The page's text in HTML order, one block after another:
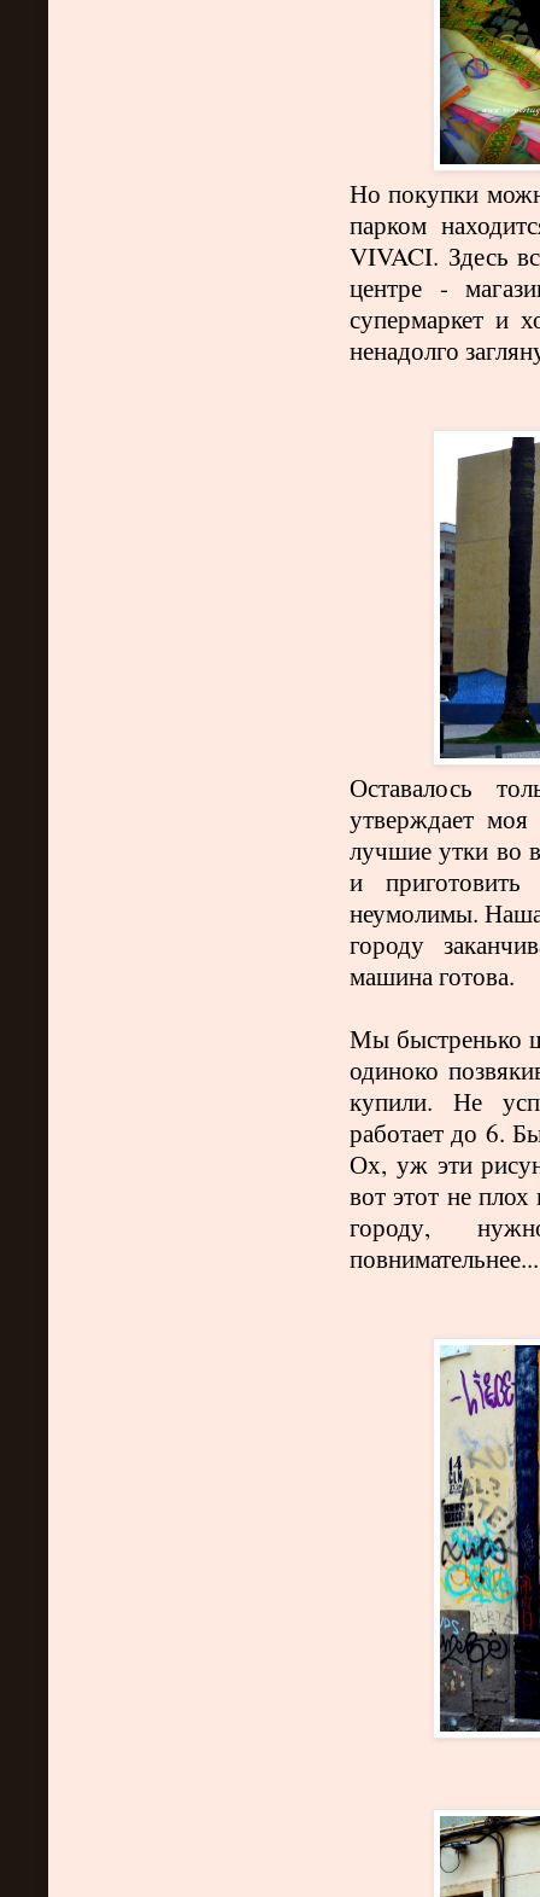
Но покупки
парком
VIVACI. Здесь
центре -
супермаркет и
ненадолго
Оставалось
утверждает моя
лучшие утки во
и
неумолимы.
городу
машина готова.
Мы быстренько
одиноко
купили. Не
работает до 6.
Ох, уж эти
вот этот не
городу,